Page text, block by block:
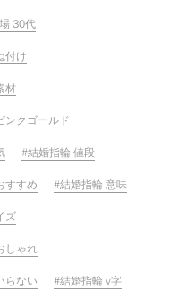
30代
付け
材
ンクゴールド
結婚指輪 値段
すすめ 結婚指輪 意味
ズ
しゃれ
らない 結婚指輪 v字